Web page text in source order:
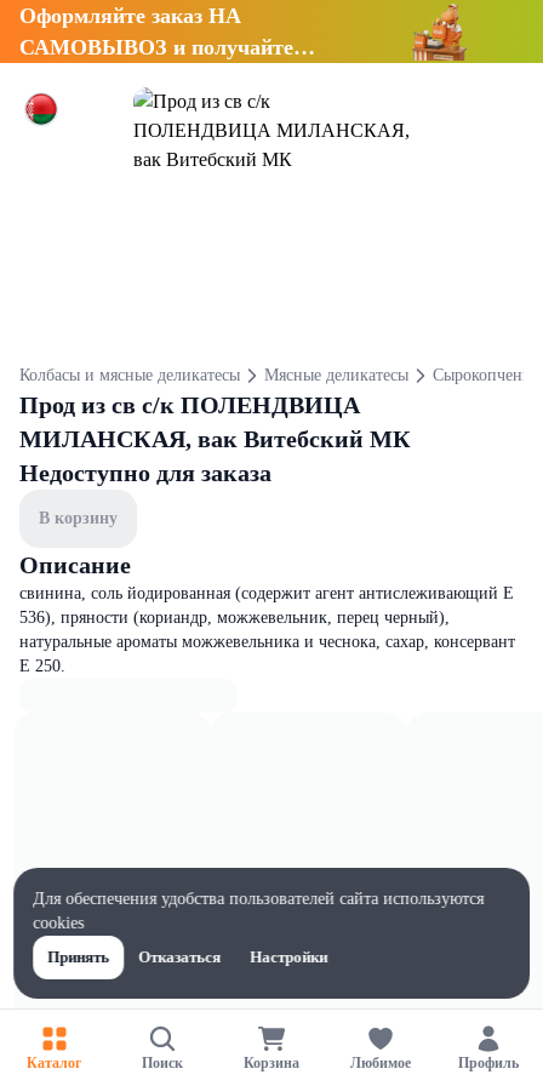
Оформляйте заказ НА
САМОВЫВОЗ и получайте
Колбасы и мясные деликатесы Мясные деликатесы Сырокопченые
Прод из св с/к ПОЛЕНДВИЦА
МИЛАНСКАЯ, вак Витебский МК
Недоступно для заказа
В корзину
Описание
свинина, соль йодированная (содержит агент антислеживающий Е
536), пряности (кориандр, можжевельник, перец черный),
натуральные ароматы можжевельника и чеснока, сахар, консервант
Е 250.
Каталог Поиск Корзина Любимое Профиль
Для обеспечения удобства пользователей сайта используются
cookies
Принять
Отказаться Настройки